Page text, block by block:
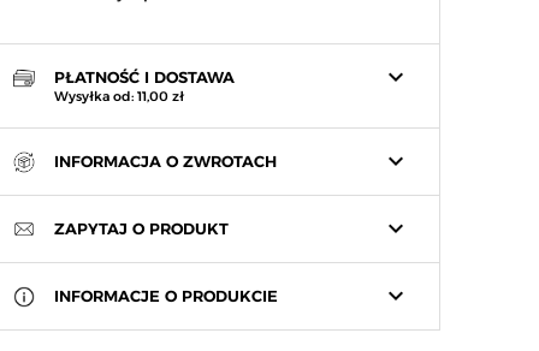
keyboard_arrow_down
PŁATNOŚĆ I DOSTAWA
Wysyłka od: 11,00 zł
keyboard_arrow_down
INFORMACJA O ZWROTACH
keyboard_arrow_down
ZAPYTAJ O PRODUKT
keyboard_arrow_down
INFORMACJE O PRODUKCIE